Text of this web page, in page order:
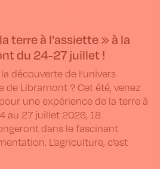
terre à l'assiette » à la
du 24-27 juillet !
découverte de l’univers
de Libramont ? Cet été, venez
une expérience de la terre à
au 27 juillet 2026, 18
dans le fascinant
L’agriculture, c’est